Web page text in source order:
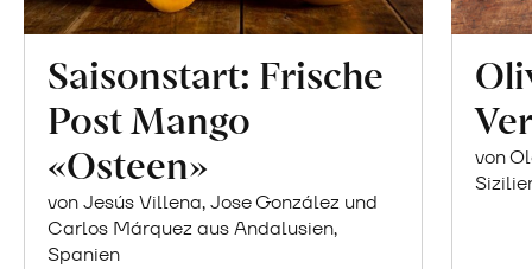
Saisonstart: Frische
Post Mango
«Osteen»
von Jesús Villena, Jose González und
Carlos Márquez aus Andalusien,
Spanien
von